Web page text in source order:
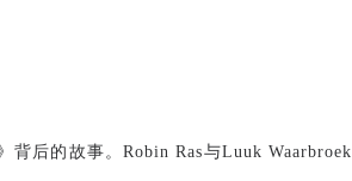
背后的故事。Robin Ras与Luuk Waarbroek